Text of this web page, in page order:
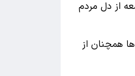
از دل مردم
همچنان از